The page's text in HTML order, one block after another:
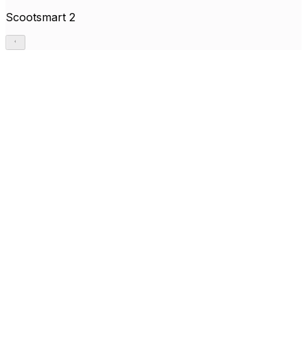
Scootsmart 2